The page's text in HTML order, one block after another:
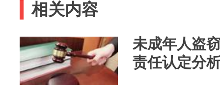
相关内容
未成年人盗
责任认定分